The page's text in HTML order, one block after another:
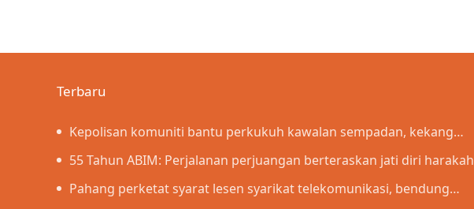
Terbaru
Kepolisan komuniti bantu perkukuh kawalan sempadan, kekang
penyeludupan
55 Tahun ABIM: Perjalanan perjuangan berteraskan jati diri harakah
Islamiah – PM
Pahang perketat syarat lesen syarikat telekomunikasi, bendung